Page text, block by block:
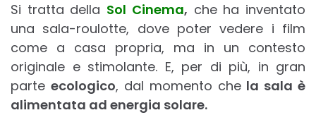
Si tratta della Sol Cinema, che ha inventato
una sala-roulotte, dove poter vedere i film
come a casa propria, ma in un contesto
originale e stimolante. E, per di più, in gran
parte ecologico, dal momento che la sala è
alimentata ad energia solare.